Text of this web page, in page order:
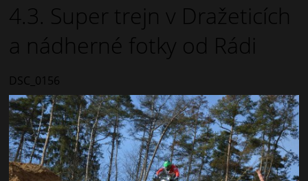
4.3. Super trejn v Dražeticích
a nádherné fotky od Rádi
DSC_0156